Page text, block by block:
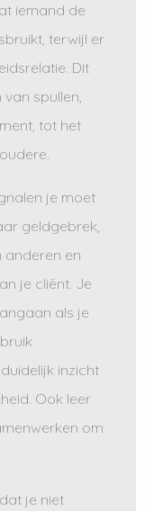
iemand de
terwijl er
Dit
spullen,
tot het
je moet
geldgebrek,
anderen en
je cliënt. Je
als je
inzicht
Ook leer
om
je niet